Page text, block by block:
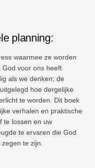
planning:
waarmee ze worden
voor ons heeft
als we denken; de
hoe dergelijke
te worden. Dit boek
verhalen en praktische
​​te lossen en uw
te ervaren die God
te zijn.